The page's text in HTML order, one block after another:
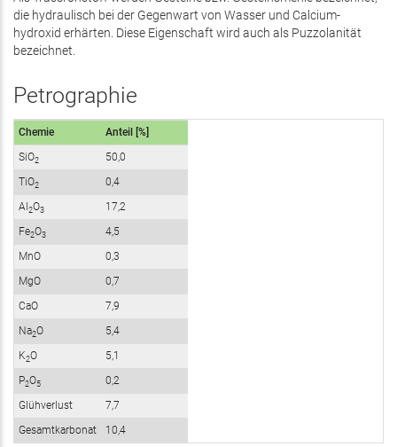
die hydraulisch bei der Gegenwart von Wasser und Calcium­
hydroxid erhärten. Diese Eigenschaft wird auch als Puzzolanität
bezeichnet.
Petrographie
Chemie
Anteil [%]
SiO2
50,0
TiO2
0,4
Al 2O3
17,2
Fe2O3
4,5
MnO
0,3
MgO
0,7
CaO
7,9
Na2O
5,4
K2O
5,1
P2O5
0,2
Glühverlust
7,7
Gesamtkarbonat
10,4